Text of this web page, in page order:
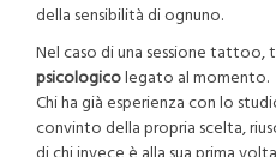
della sensibilità di ognuno.
Nel caso di una sessione tattoo,
psicologicolegato al momento.
Chi ha già esperienza con lo
convinto della propria scelta,